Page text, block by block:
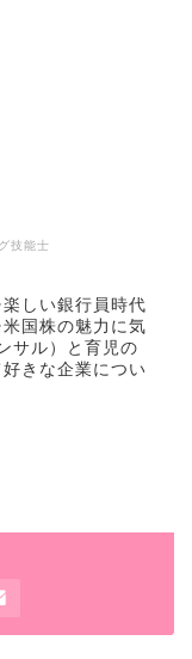
技能士
しい銀行員時代
国株の魅力に気
サル）と育児の
きな企業につい